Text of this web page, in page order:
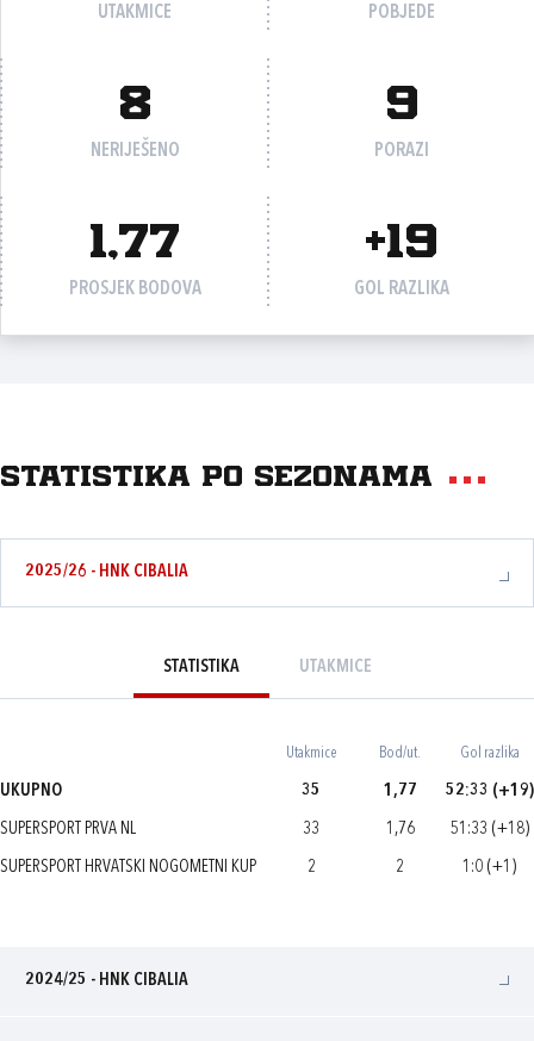
UTAKMICE POBJEDE
8
NERIJEŠENO
9
PORAZI
1,77
PROSJEK BODOVA
+19
GOL RAZLIKA
Statistika po sezonama
2025/26 - HNK CIBALIA
STATISTIKA UTAKMICE
Utakmice Bod/ut. Gol razlika
UKUPNO 35 1,77 52:33 (+19)
SUPERSPORT PRVA NL 33 1,76 51:33 (+18)
SUPERSPORT HRVATSKI NOGOMETNI KUP 2 2 1:0 (+1)
2024/25 - HNK CIBALIA